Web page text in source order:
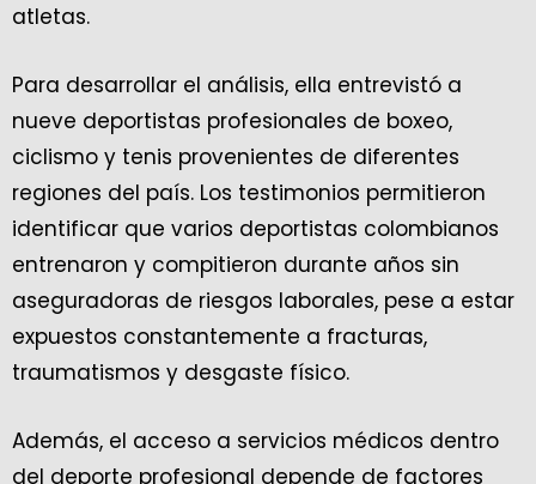
atletas.
Para desarrollar el análisis, ella entrevistó a
nueve deportistas profesionales de boxeo,
ciclismo y tenis provenientes de diferentes
regiones del país. Los testimonios permitieron
identificar que varios deportistas colombianos
entrenaron y compitieron durante años sin
aseguradoras de riesgos laborales, pese a estar
expuestos constantemente a fracturas,
traumatismos y desgaste físico.
Además, el acceso a servicios médicos dentro
del deporte profesional depende de factores